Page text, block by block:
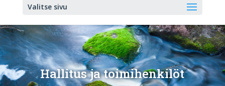
Valitse sivu
Hallitus ja toimihenkilöt